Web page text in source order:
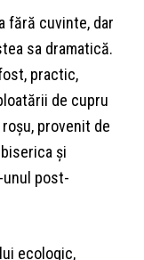
fără cuvinte, dar
sa dramatică.
practic,
de cupru
roșu, provenit de
și
post-
ecologic,